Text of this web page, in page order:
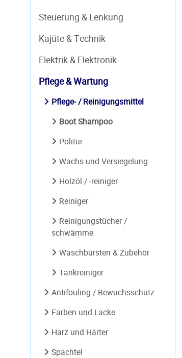
Steuerung & Lenkung
Kajüte & Technik
Elektrik & Elektronik
Pflege & Wartung
Pflege- / Reinigungsmittel
Boot Shampoo
Politur
Wachs und Versiegelung
Holzöl / -reiniger
Reiniger
Reinigungstücher /
schwämme
Waschbürsten & Zubehör
Tankreiniger
Antifouling / Bewuchsschutz
Farben und Lacke
Harz und Härter
Spachtel